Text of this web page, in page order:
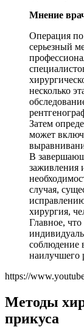
Мнение
Операция
серьезный
несколько
Затем
может
В
заживления
случая,
хирургия,
Главное,
соблюдение
наилучшего
https://
Методы
прикуса